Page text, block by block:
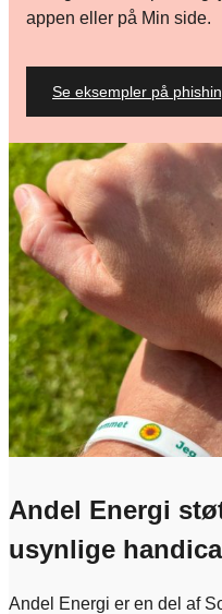
appen eller på Min side.
Se eksempler på
Andel Energi
usynlige
Andel Energi er en del af